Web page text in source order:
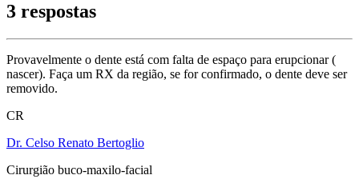
3 respostas
Provavelmente o dente está com falta de espaço para erupcionar (
nascer). Faça um RX da região, se for confirmado, o dente deve ser
removido.
CR
Dr. Celso Renato Bertoglio
Cirurgião buco-maxilo-facial